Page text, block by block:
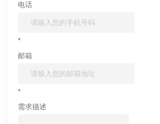
电话
*
邮箱
*
需求描述